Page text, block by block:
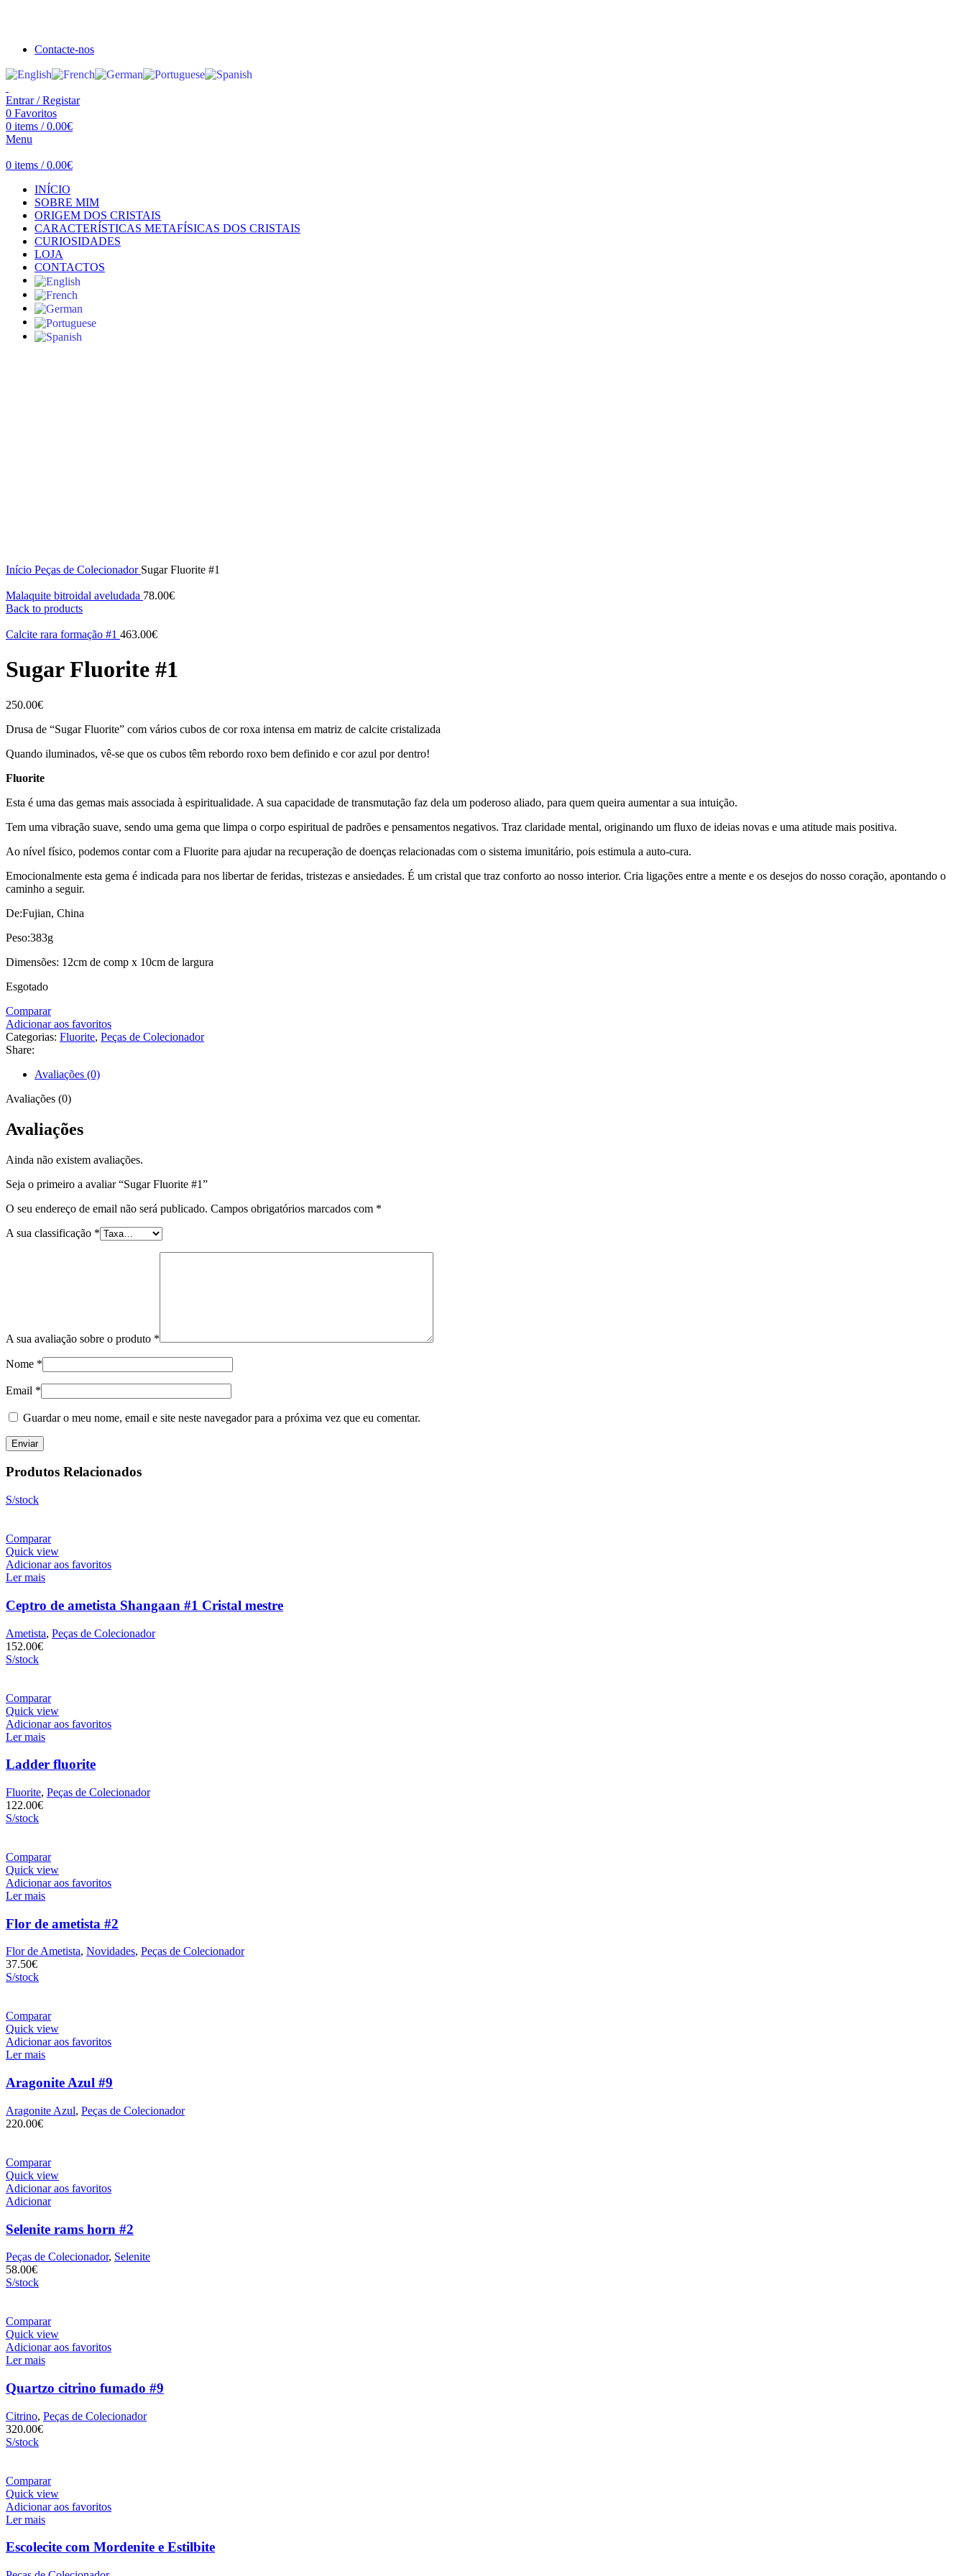
Contacte-nos
Entrar / Registar
0 Favoritos
0 items / 0.00€
Menu
0 items / 0.00€
INÍCIO
SOBRE MIM
ORIGEM DOS CRISTAIS
CARACTERÍSTICAS METAFÍSICAS DOS CRISTAIS
CURIOSIDADES
LOJA
CONTACTOS
Início Peças de Colecionador Sugar Fluorite #1
Malaquite bitroidal aveludada 78.00€
Back to products
Calcite rara formação #1 463.00€
Sugar Fluorite #1
250.00€
Drusa de “Sugar Fluorite” com vários cubos de cor roxa intensa em matriz de calcite cristalizada
Quando iluminados, vê-se que os cubos têm rebordo roxo bem definido e cor azul por dentro!
Fluorite
Esta é uma das gemas mais associada à espiritualidade. A sua capacidade de transmutação faz dela um poderoso aliado, para quem queira aumentar a sua intuição.
Tem uma vibração suave, sendo uma gema que limpa o corpo espiritual de padrões e pensamentos negativos. Traz claridade mental, originando um fluxo de ideias novas e uma atitude mais positiva.
Ao nível físico, podemos contar com a Fluorite para ajudar na recuperação de doenças relacionadas com o sistema imunitário, pois estimula a auto-cura.
Emocionalmente esta gema é indicada para nos libertar de feridas, tristezas e ansiedades. É um cristal que traz conforto ao nosso interior. Cria ligações entre a mente e os desejos do nosso coração, apontando o
caminho a seguir.
De:Fujian, China
Peso:383g
Dimensões: 12cm de comp x 10cm de largura
Esgotado
Comparar
Adicionar aos favoritos
Categorias: Fluorite, Peças de Colecionador
Share:
Avaliações (0)
Avaliações (0)
Avaliações
Ainda não existem avaliações.
Seja o primeiro a avaliar “Sugar Fluorite #1”
O seu endereço de email não será publicado. Campos obrigatórios marcados com *
A sua classificação *
A sua avaliação sobre o produto *
Nome *
Email *
Guardar o meu nome, email e site neste navegador para a próxima vez que eu comentar.
Produtos Relacionados
S/stock
Comparar
Quick view
Adicionar aos favoritos
Ler mais
Ceptro de ametista Shangaan #1 Cristal mestre
Ametista, Peças de Colecionador
152.00€
S/stock
Comparar
Quick view
Adicionar aos favoritos
Ler mais
Ladder fluorite
Fluorite, Peças de Colecionador
122.00€
S/stock
Comparar
Quick view
Adicionar aos favoritos
Ler mais
Flor de ametista #2
Flor de Ametista, Novidades, Peças de Colecionador
37.50€
S/stock
Comparar
Quick view
Adicionar aos favoritos
Ler mais
Aragonite Azul #9
Aragonite Azul, Peças de Colecionador
220.00€
Comparar
Quick view
Adicionar aos favoritos
Adicionar
Selenite rams horn #2
Peças de Colecionador, Selenite
58.00€
S/stock
Comparar
Quick view
Adicionar aos favoritos
Ler mais
Quartzo citrino fumado #9
Citrino, Peças de Colecionador
320.00€
S/stock
Comparar
Quick view
Adicionar aos favoritos
Ler mais
Escolecite com Mordenite e Estilbite